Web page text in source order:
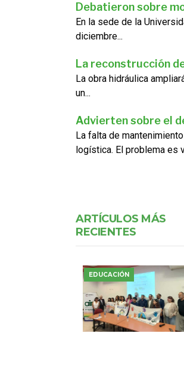
Debatieron sobre
En la sede de la
diciembre...
La reconstrucción
La obra hidráulica
un...
Advierten sobre el
La falta de
logística. El problema es
ARTÍCULOS MÁS
RECIENTES
EDUCACIÓN